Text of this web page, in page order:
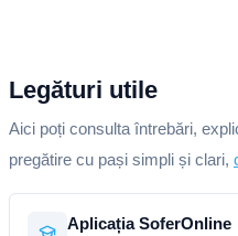
Legături utile
Aici poți consulta întrebări,
pregătire cu pași simpli și clari,
Aplicația SoferOnline